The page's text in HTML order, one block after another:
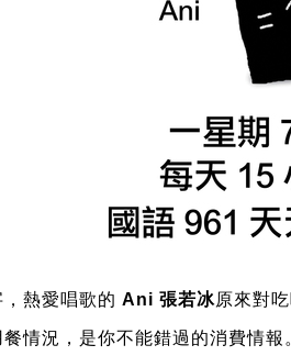
熱愛唱歌的 Ani 張若冰原來對
情況，是你不能錯過的消費情報